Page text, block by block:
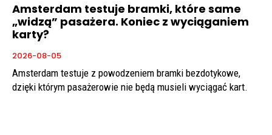
Amsterdam testuje bramki, które same
„widzą” pasażera. Koniec z wyciąganiem
karty?
2026-08-05
Amsterdam testuje z powodzeniem bramki bezdotykowe,
dzięki którym pasażerowie nie będą musieli wyciągać kart.